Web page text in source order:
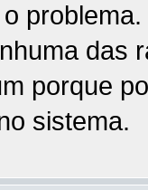
das
porque
sistema.